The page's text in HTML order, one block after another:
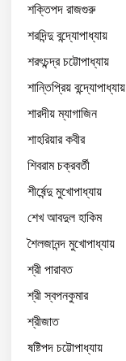
শক্তিপদ রাজগুরু
শরদিন্দু বন্দ্যোপাধ্যায়
শরৎচন্দ্র চট্টোপাধ্যায়
শান্তিপ্রিয় বন্দ্যোপাধ্যায়
শারদীয় ম্যাগাজিন
শাহরিয়ার কবীর
শিবরাম চক্রবর্তী
শীর্ষেন্দু মুখোপাধ্যায়
শেখ আবদুল হাকিম
শৈলজানন্দ মুখোপাধ্যায়
শ্রী পারাবত
শ্রী স্বপনকুমার
শ্রীজাত
ষষ্টিপদ চট্টোপাধ্যায়